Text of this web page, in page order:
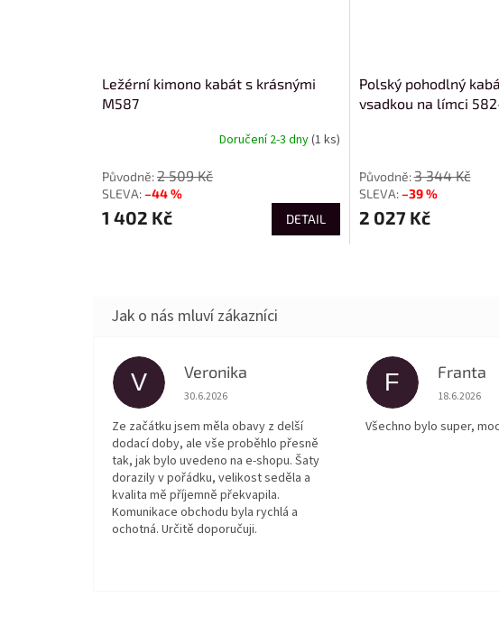
Ležérní kimono kabát s krásnými
M587
Doručení 2-3 dny(1 ks)
2 509 Kč
–44 %
1 402 Kč DETAIL
Polský pohodlný
vsadkou na límci
3 344 Kč
–39 %
2 027 Kč
V Veronika
Hodnocení obchodu je 5 z 5 hvězdiček.
30.6.2026
Ze začátku jsem měla obavy z delší
dodací doby, ale vše proběhlo přesně
tak, jak bylo uvedeno na e-shopu. Šaty
dorazily v pořádku, velikost seděla a
kvalita mě příjemně překvapila.
Komunikace obchodu byla rychlá a
ochotná. Určitě doporučuji.
F Franta
Hodnocení
18.6.2026
Všechno bylo super,